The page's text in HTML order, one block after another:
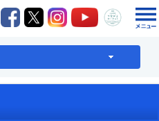
八千代町LINE
八千代町Facebook
八千代町X八千代町Instagram
八千代町八千代